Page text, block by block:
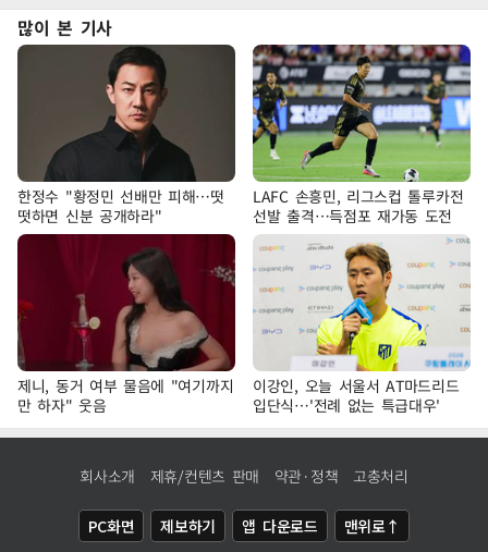
많이 본 기사
한정수 "황정민 선배만 피해…떳
떳하면 신분 공개하라"
LAFC 손흥민, 리그스컵 톨루카전
선발 출격…득점포 재가동 도전
제니, 동거 여부 물음에 "여기까지
만 하자" 웃음
이강인, 오늘 서울서 AT마드리드
입단식…'전례 없는 특급대우'
회사소개 제휴/컨텐츠 판매 약관·정책 고충처리
PC화면 제보하기 앱 다운로드 맨위로↑